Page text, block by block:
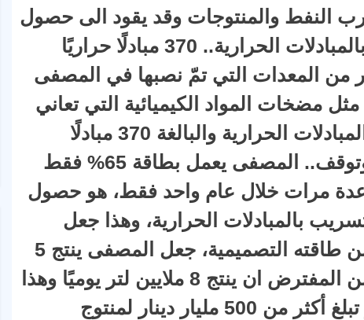
النفط والمنتوجات وقد يقود الى حصول
حريق في المصفى. التهشم يفتك بالمبادلات الحرارية.. 370 مبادلًا حراريًا
من المعدات التي تمّ نصبها في المصفى
مضخات المواد الكيميائية التي تعاني
من تهشم اجزاءها الداخلية وتآكل المبادلات الحرارية والبالغة 370 مبادلًا
حراريًا بحاجة الى استبدال. تلوث وتوقف.. المصفى يعمل بطاقة 65% فقط
مرات خلال عام واحد فقط، هو حصول
بالمبادلات الحرارية، وهذا جعل
المصفى يعمل بطاقة 65% فقط من طاقته التصميمية، جعل المصفى ينتج 5
ملايين لتر بنزين يوميًا فقط بينما من المفترض ان ينتج 8 ملايين لتر يوميًا وهذا
تسبب بخسارة مالية خلال 6 اشهر تبلغ أكثر من 500 مليار دينار لمنتوج